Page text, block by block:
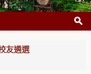
友遴選